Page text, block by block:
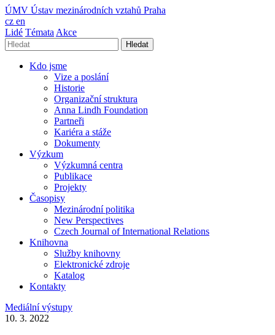
ÚMV Ústav mezinárodních vztahů Praha
cz en
Lidé Témata Akce
Hledat
Kdo jsme
Vize a poslání
Historie
Organizační struktura
Anna Lindh Foundation
Partneři
Kariéra a stáže
Dokumenty
Výzkum
Výzkumná centra
Publikace
Projekty
Časopisy
Mezinárodní politika
New Perspectives
Czech Journal of International Relations
Knihovna
Služby knihovny
Elektronické zdroje
Katalog
Kontakty
Mediální výstupy
10. 3. 2022